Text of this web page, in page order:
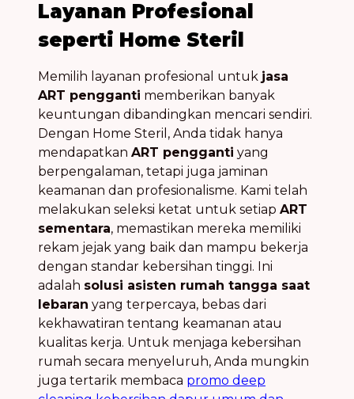
Layanan Profesional
seperti Home Steril
Memilih layanan profesional untuk jasa
ART pengganti memberikan banyak
keuntungan dibandingkan mencari sendiri.
Dengan Home Steril, Anda tidak hanya
mendapatkan ART pengganti yang
berpengalaman, tetapi juga jaminan
keamanan dan profesionalisme. Kami telah
melakukan seleksi ketat untuk setiap ART
sementara, memastikan mereka memiliki
rekam jejak yang baik dan mampu bekerja
dengan standar kebersihan tinggi. Ini
adalah solusi asisten rumah tangga saat
lebaran yang terpercaya, bebas dari
kekhawatiran tentang keamanan atau
kualitas kerja. Untuk menjaga kebersihan
rumah secara menyeluruh, Anda mungkin
juga tertarik membaca promo deep